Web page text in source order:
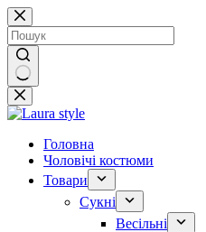
Перейти
до
вмісту
Немає
результатів
Головна
Чоловічі костюми
Товари
Сукні
Весільні